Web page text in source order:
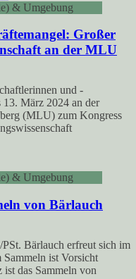
& Umgebung
Großer
an der MLU
und -
März 2024 an der
(MLU) zum Kongress
& Umgebung
von Bärlauch
Bärlauch erfreut sich im
ist Vorsicht
ist das Sammeln von